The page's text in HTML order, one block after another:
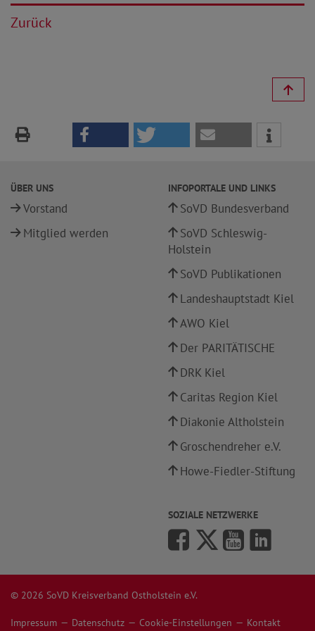
Zurück
ÜBER UNS
Vorstand
Mitglied werden
INFOPORTALE UND LINKS
SoVD Bundesverband
SoVD Schleswig-
Holstein
SoVD Publikationen
Landeshauptstadt Kiel
AWO Kiel
Der PARITÄTISCHE
DRK Kiel
Caritas Region Kiel
Diakonie Altholstein
Groschendreher e.V.
Howe-Fiedler-Stiftung
SOZIALE NETZWERKE
© 2026 SoVD Kreisverband Ostholstein e.V.
Impressum Datenschutz Cookie-Einstellungen Kontakt